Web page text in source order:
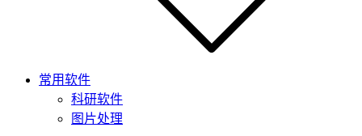
常用软件
科研软件
图片处理